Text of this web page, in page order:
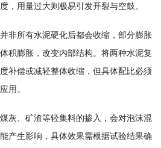
，用量过大则极易引发开裂与空鼓。
并非所有水泥硬化后都会收缩，部分膨胀
积膨胀，改变内部结构。将两种水泥复
补偿或减轻整体收缩，但具体配比必须
用。
灰、矿渣等轻集料的掺入，会对泡沫混
产生影响，具体效果需根据试验结果确